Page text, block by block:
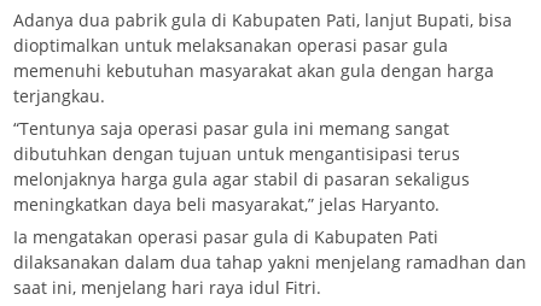
Adanya dua pabrik gula di Kabupaten Pati, lanjut Bupati, bisa
dioptimalkan untuk melaksanakan operasi pasar gula
memenuhi kebutuhan masyarakat akan gula dengan harga
terjangkau.
“Tentunya saja operasi pasar gula ini memang sangat
dibutuhkan dengan tujuan untuk mengantisipasi terus
melonjaknya harga gula agar stabil di pasaran sekaligus
meningkatkan daya beli masyarakat,” jelas Haryanto.
Ia mengatakan operasi pasar gula di Kabupaten Pati
dilaksanakan dalam dua tahap yakni menjelang ramadhan dan
saat ini, menjelang hari raya idul Fitri.